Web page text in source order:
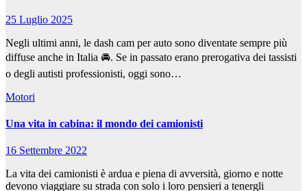
25 Luglio 2025
Negli ultimi anni, le dash cam per auto sono diventate sempre più
diffuse anche in Italia 🚘. Se in passato erano prerogativa dei tassisti
o degli autisti professionisti, oggi sono…
Motori
Una vita in cabina: il mondo dei camionisti
16 Settembre 2022
La vita dei camionisti è ardua e piena di avversità, giorno e notte
devono viaggiare su strada con solo i loro pensieri a tenergli